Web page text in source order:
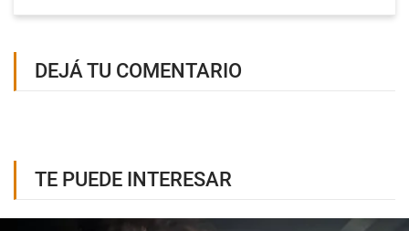
DEJÁ TU COMENTARIO
TE PUEDE INTERESAR